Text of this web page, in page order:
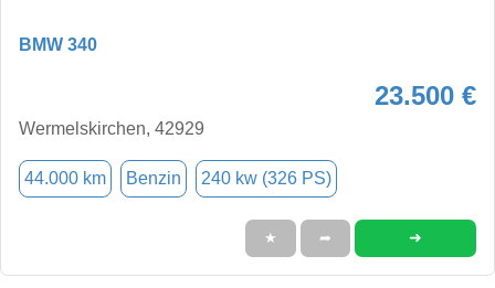
BMW 340
23.500 €
Wermelskirchen, 42929
44.000 km Benzin 240 kw (326 PS)
★ ➦ ➜